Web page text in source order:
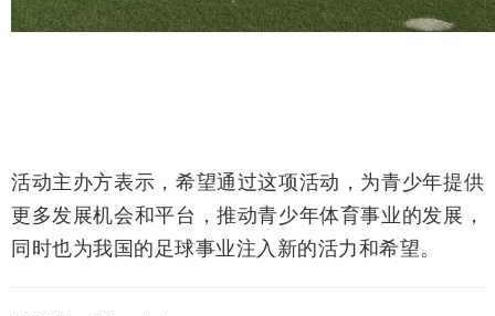
活动主办方表示，希望通过这项活动，为青少年提供
更多发展机会和平台，推动青少年体育事业的发展，
同时也为我国的足球事业注入新的活力和希望。